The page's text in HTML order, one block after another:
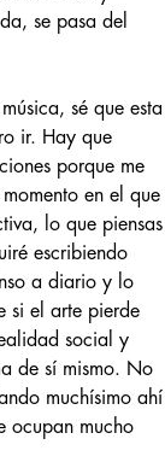
se pasa del
sé que esta
ir. Hay que
porque me
en el que
lo que piensas
escribiendo
a diario y lo
si el arte pierde
social y
de sí mismo. No
muchísimo ahí
ocupan mucho